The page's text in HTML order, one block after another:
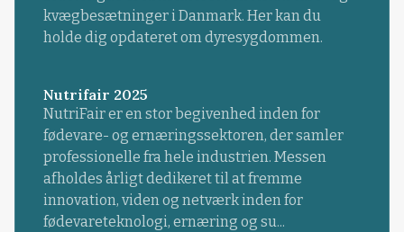
kvægbesætninger i Danmark. Her kan du
holde dig opdateret om dyresygdommen.
Nutrifair 2025
NutriFair er en stor begivenhed inden for
fødevare- og ernæringssektoren, der samler
professionelle fra hele industrien. Messen
afholdes årligt dedikeret til at fremme
innovation, viden og netværk inden for
fødevareteknologi, ernæring og su...